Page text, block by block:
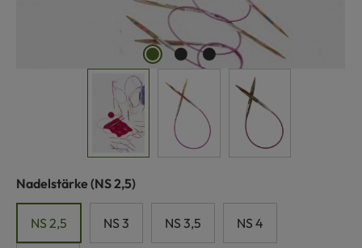
Nadelstärke auswählen
(NS 2,5)
NS 2,5 NS 3 NS 3,5 NS 4